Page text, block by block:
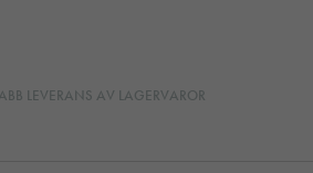
LEVERANS AV LAGERVAROR